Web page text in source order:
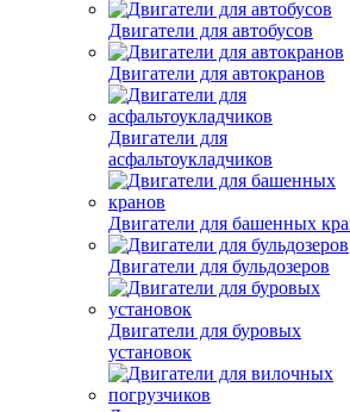
Двигатели для автобусов
Двигатели для автокранов
Двигатели для
асфальтоукладчиков
Двигатели для башенных
Двигатели для бульдозеров
Двигатели для буровых
установок